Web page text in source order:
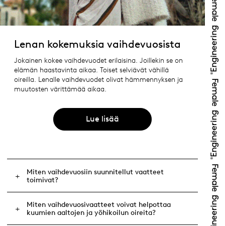
Lenan kokemuksia vaihdevuosista
Jokainen kokee vaihdevuodet erilaisina. Joillekin se on
elämän haastavinta aikaa. Toiset selviävät vähillä
oireilla. Lenalle vaihdevuodet olivat hämmennyksen ja
muutosten värittämää aikaa.
Lue lisää
Miten vaihdevuosiin suunnitellut vaatteet
toimivat?
Miten vaihdevuosivaatteet voivat helpottaa
kuumien aaltojen ja yöhikoilun oireita?